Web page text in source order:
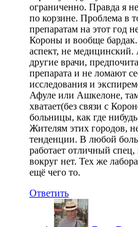
ограниченно. Правда я
по корзине. Проблема в
препаратам на этот год
Короны и вообще
аспект, не
другие врачи,
препарата и не ломают
исследования и
Афуле или Ашкелоне,
хватает(без связи с
больницы, как где
Жителям этих городов,
тенденции. В любой
работает отличный
вокруг нет. Тех же
ещё чего то.
Ответить